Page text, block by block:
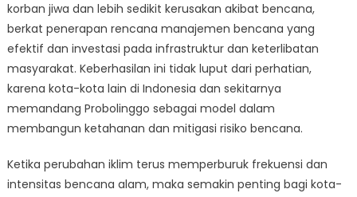
korban jiwa dan lebih sedikit kerusakan akibat bencana,
berkat penerapan rencana manajemen bencana yang
efektif dan investasi pada infrastruktur dan keterlibatan
masyarakat. Keberhasilan ini tidak luput dari perhatian,
karena kota-kota lain di Indonesia dan sekitarnya
memandang Probolinggo sebagai model dalam
membangun ketahanan dan mitigasi risiko bencana.
Ketika perubahan iklim terus memperburuk frekuensi dan
intensitas bencana alam, maka semakin penting bagi kota-